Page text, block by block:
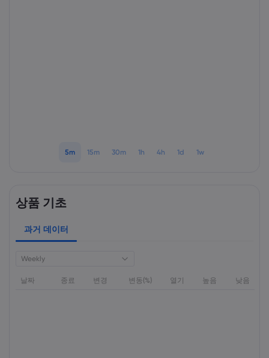
5m 15m 30m 1h 4h 1d 1w
상품 기초
과거 데이터
Weekly
날짜 종료 변경 변동(%) 열기 높음 낮음